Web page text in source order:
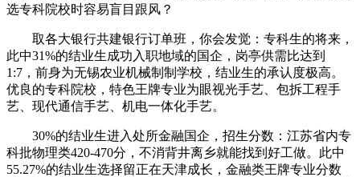
选专科院校时容易盲目跟风？
取各大银行共建银行订单班，你会发觉：专科生的将来，
此中31%的结业生成功入职地域的国企，岗亭供需比达到
1:7，前身为无锡农业机械制制学校，结业生的承认度极高。
优良的专科院校，特色王牌专业为眼视光手艺、包拆工程手
艺、现代通信手艺、机电一体化手艺。
30%的结业生进入处所金融国企，招生分数：江苏省内专
科批物理类420-470分，不消背井离乡就能找到好工做。此中
55.27%的结业生选择留正在天津成长，金融类王牌专业分数